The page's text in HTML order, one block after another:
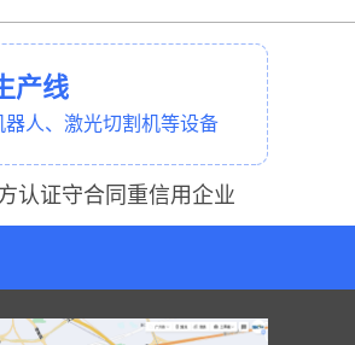
产线
器人、激光切割机等设备
证守合同重信用企业